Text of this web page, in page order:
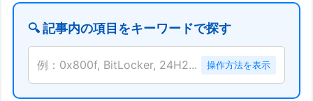
🔍 記事内の項目をキーワードで探す
例：0x800f, BitLocker, 24H2... 操作方法を表示